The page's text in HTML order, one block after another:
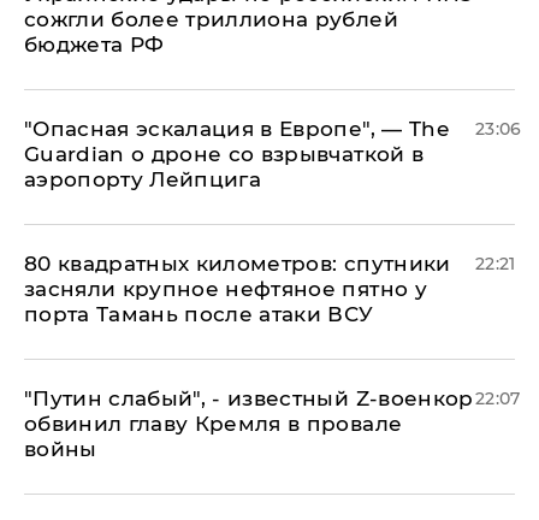
сожгли более триллиона рублей
бюджета РФ
"Опасная эскалация в Европе", — The
Guardian о дроне со взрывчаткой в
аэропорту Лейпцига
23:06
80 квадратных километров: спутники
засняли крупное нефтяное пятно у
порта Тамань после атаки ВСУ
22:21
​"Путин слабый", - известный Z-военкор
обвинил главу Кремля в провале
войны
22:07